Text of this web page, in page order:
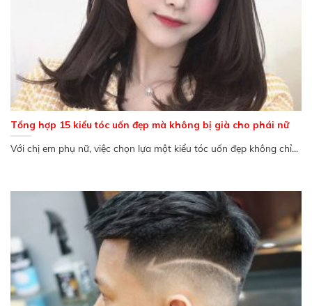
Tổng hợp 15 kiểu tóc uốn đẹp mà không bị già cho phái nữ
Với chị em phụ nữ, việc chọn lựa một kiểu tóc uốn đẹp không chỉ...